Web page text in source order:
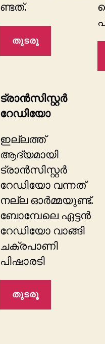
ണ്ടത്.
തുടരൂ
ട്രാൻസിസ്റ്റർ
റേഡിയോ
ഇല്ലത്ത്
ആദ്യമായി
ട്രാൻസിസ്റ്റർ
റേഡിയോ വന്നത്
നല്ല ഓർമ്മയുണ്ട്.
ബോമ്പേലെ ഏട്ടൻ
റേഡിയോ വാങ്ങി
ചക്രപാണി
പിഷാരടി
തുടരൂ